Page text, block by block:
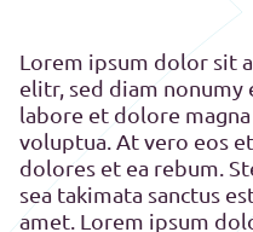
Lorem ipsum dolor sit
elitr, sed diam
labore et dolore
voluptua. At vero eos
dolores et ea rebum.
sea takimata sanctus
amet. Lorem ipsum